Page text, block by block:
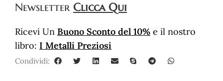
Newsletter Clicca Qui
Ricevi Un Buono Sconto del 10% e il nostro
libro: I Metalli Preziosi
Condividi: